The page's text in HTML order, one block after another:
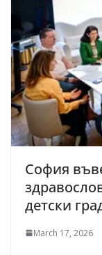
София
детски
March 17, 2026